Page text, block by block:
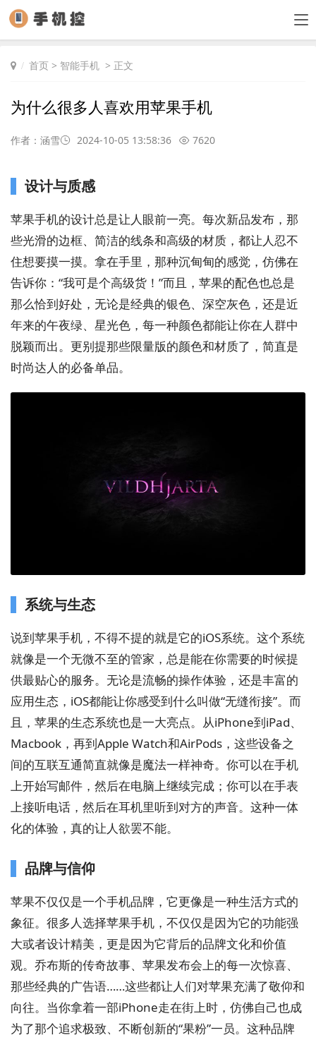
首页 > 智能手机 > 正文
为什么很多人喜欢用苹果手机
作者：涵雪 2024-10-05 13:58:36 7620
设计与质感
苹果手机的设计总是让人眼前一亮。每次新品发布，那
些光滑的边框、简洁的线条和高级的材质，都让人忍不
住想要摸一摸。拿在手里，那种沉甸甸的感觉，仿佛在
告诉你：“我可是个高级货！”而且，苹果的配色也总是
那么恰到好处，无论是经典的银色、深空灰色，还是近
年来的午夜绿、星光色，每一种颜色都能让你在人群中
脱颖而出。更别提那些限量版的颜色和材质了，简直是
时尚达人的必备单品。
系统与生态
说到苹果手机，不得不提的就是它的iOS系统。这个系统
就像是一个无微不至的管家，总是能在你需要的时候提
供最贴心的服务。无论是流畅的操作体验，还是丰富的
应用生态，iOS都能让你感受到什么叫做“无缝衔接”。而
且，苹果的生态系统也是一大亮点。从iPhone到iPad、
Macbook，再到Apple Watch和AirPods，这些设备之
间的互联互通简直就像是魔法一样神奇。你可以在手机
上开始写邮件，然后在电脑上继续完成；你可以在手表
上接听电话，然后在耳机里听到对方的声音。这种一体
化的体验，真的让人欲罢不能。
品牌与信仰
苹果不仅仅是一个手机品牌，它更像是一种生活方式的
象征。很多人选择苹果手机，不仅仅是因为它的功能强
大或者设计精美，更是因为它背后的品牌文化和价值
观。乔布斯的传奇故事、苹果发布会上的每一次惊喜、
那些经典的广告语……这些都让人们对苹果充满了敬仰和
向往。当你拿着一部iPhone走在街上时，仿佛自己也成
为了那个追求极致、不断创新的“果粉”一员。这种品牌